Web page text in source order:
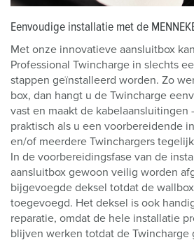
Eenvoudige installatie met de
Met onze innovatieve aansluitbox
Professional Twincharge in slechts
stappen geïnstalleerd worden. Zo
box, dan hangt u de Twincharge
vast en maakt de kabelaansluitingen
praktisch als u een voorbereidende
en/of meerdere Twinchargers
In de voorbereidingsfase van de
aansluitbox gewoon veilig worden
bijgevoegde deksel totdat de
toegevoegd. Het deksel is ook
reparatie, omdat de hele installatie
blijven werken totdat de Twincharge